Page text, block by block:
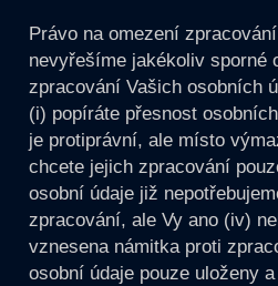
Právo na omezení
nevyřešíme jakékoliv sporné
zpracování Vašich osobních
(i) popíráte přesnost
je protiprávní, ale místo
chcete jejich zpracování
osobní údaje již
zpracování, ale Vy ano (iv)
vznesena námitka proti
osobní údaje pouze uloženy